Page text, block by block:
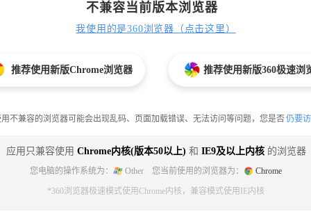
不兼容当前版本浏览器
我使用的是360浏览器（点击这里）
推荐使用新版Chrome浏览器 推荐使用新版360极速浏
不兼容的浏览器可能会出现乱码、页面加载错误、无法访问等问题，您是否仍要
应用只兼容使用 Chrome内核(版本50以上) 和 IE9及以上内核的浏览器
您电脑的操作系统为： Other 您当前使用的浏览器为： Chrome
*360浏览器极速模式使用Chrome内核，兼容模式使用IE内核